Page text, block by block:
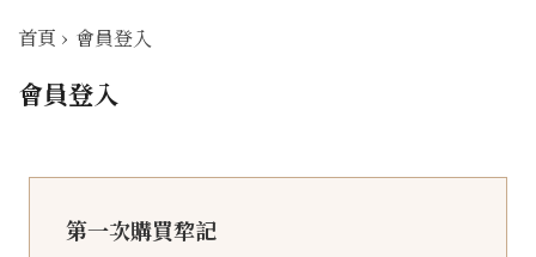
首頁 › 會員登入
會員登入
第一次購買犂記